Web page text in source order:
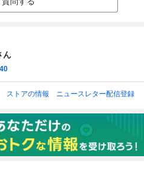
品
ん
ストアの情報 ニュースレター配信登録